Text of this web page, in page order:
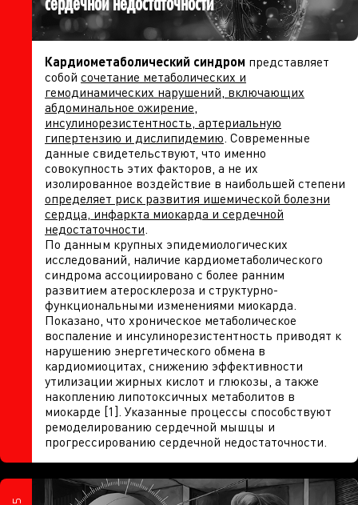
сердечной недостаточности
Кардиометаболический синдром представляет
собой сочетание метаболических и
гемодинамических нарушений, включающих
абдоминальное ожирение,
инсулинорезистентность, артериальную
гипертензию и дислипидемию . Современные
данные свидетельствуют, что именно
совокупность этих факторов, а не их
изолированное воздействие в наибольшей степени
определяет риск развития ишемической болезни
сердца, инфаркта миокарда и сердечной
недостаточности
По данным крупных эпидемиологических
исследований, наличие кардиометаболического
синдрома ассоциировано с более ранним
развитием атеросклероза и структурно-
функциональными изменениями миокарда.
Показано, что хроническое метаболическое
воспаление и инсулинорезистентность приводят к
нарушению энергетического обмена в
кардиомиоцитах, снижению эффективности
утилизации жирных кислот и глюкозы, а также
накоплению липотоксичных метаболитов в
миокарде [1]. Указанные процессы способствуют
ремоделированию сердечной мышцы и
прогрессированию сердечной недостаточности.